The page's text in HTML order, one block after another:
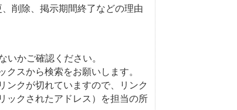
削除、掲示期間終了などの理由
いかご確認ください。
クスから検索をお願いします。
ンクが切れていますので、リンク
ックされたアドレス）を担当の所